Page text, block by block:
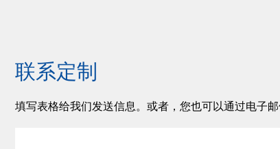
联系定制
填写表格给我们发送信息。或者，您也可以通过电子